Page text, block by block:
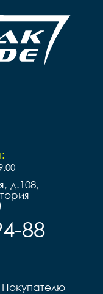
д.108,
88
Покупателю